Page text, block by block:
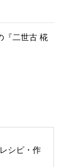
『二世古 椛
シピ・作